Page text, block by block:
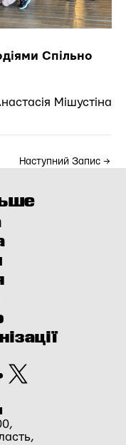
Спільно
Мішустіна
Наступний Запис →
X